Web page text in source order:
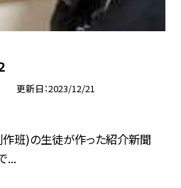
更新日 2023/12/21
作班)の生徒が作った紹介新聞
...